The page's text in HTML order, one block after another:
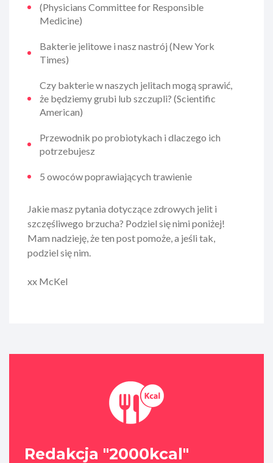
(Physicians Committee for Responsible
Medicine)
Bakterie jelitowe i nasz nastrój (New York
Times)
Czy bakterie w naszych jelitach mogą sprawić,
że będziemy grubi lub szczupli? (Scientific
American)
Przewodnik po probiotykach i dlaczego ich
potrzebujesz
5 owoców poprawiających trawienie
Jakie masz pytania dotyczące zdrowych jelit i
szczęśliwego brzucha? Podziel się nimi poniżej!
Mam nadzieję, że ten post pomoże, a jeśli tak,
podziel się nim.
xx McKel
Redakcja "2000kcal"